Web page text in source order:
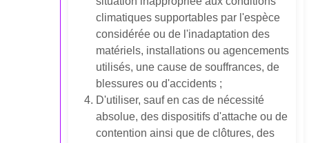
climatiques supportables par l'espèce
considérée ou de l'inadaptation des
matériels, installations ou agencements
utilisés, une cause de souffrances, de
blessures ou d'accidents ;
D'utiliser, sauf en cas de nécessité
absolue, des dispositifs d'attache ou de
contention ainsi que de clôtures, des